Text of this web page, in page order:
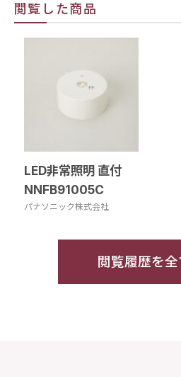
閲覧した商品
LED非常照明 直付
NNFB91005C
パナソニック株式会社
閲覧履歴を全